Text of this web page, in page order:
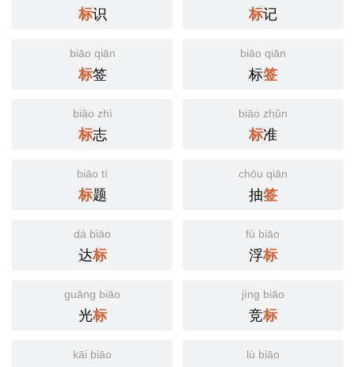
标识 标记
biāo qiān
标签
biāo qiān
标签
biāo zhì
标志
biāo zhǔn
标准
biāo tí
标题
chōu qiān
抽签
dá biāo
达标
fú biāo
浮标
guāng biāo
光标
jìng biāo
竞标
kāi biāo lù biāo